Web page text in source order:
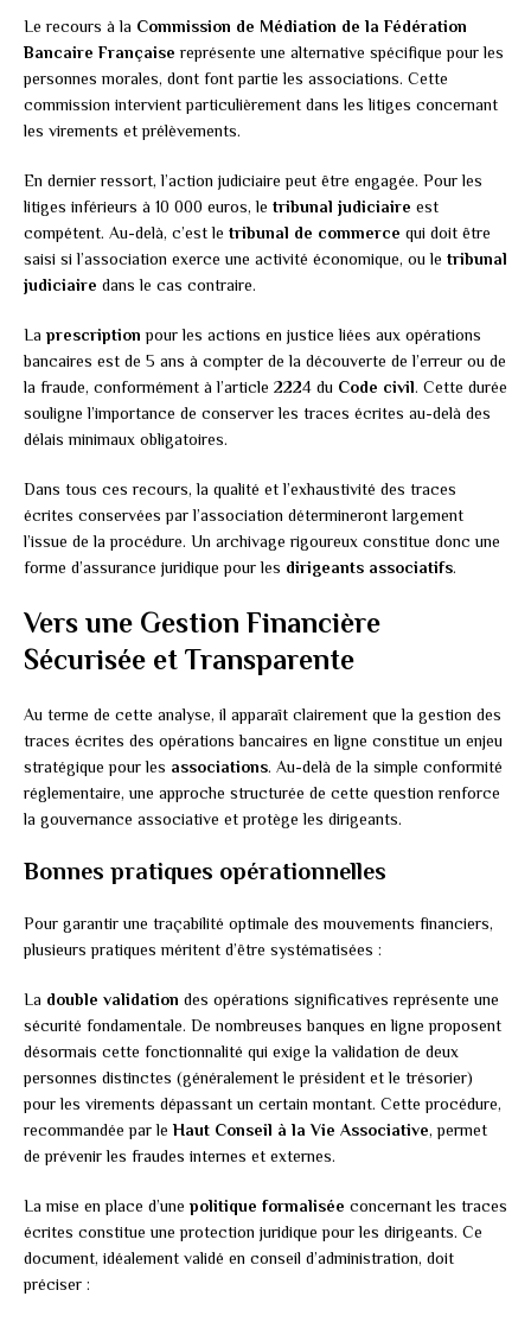
Le recours à la Commission de Médiation de la Fédération
Bancaire Française représente une alternative spécifique pour les
personnes morales, dont font partie les associations. Cette
commission intervient particulièrement dans les litiges concernant
les virements et prélèvements.
En dernier ressort, l’action judiciaire peut être engagée. Pour les
litiges inférieurs à 10 000 euros, le tribunal judiciaire est
compétent. Au-delà, c’est le tribunal de commerce qui doit être
saisi si l’association exerce une activité économique, ou le tribunal
judiciaire dans le cas contraire.
La prescription pour les actions en justice liées aux opérations
bancaires est de 5 ans à compter de la découverte de l’erreur ou de
la fraude, conformément à l’article 2224 du Code civil. Cette durée
souligne l’importance de conserver les traces écrites au-delà des
délais minimaux obligatoires.
Dans tous ces recours, la qualité et l’exhaustivité des traces
écrites conservées par l’association détermineront largement
l’issue de la procédure. Un archivage rigoureux constitue donc une
forme d’assurance juridique pour les dirigeants associatifs.
Vers une Gestion Financière
Sécurisée et Transparente
Au terme de cette analyse, il apparaît clairement que la gestion des
traces écrites des opérations bancaires en ligne constitue un enjeu
stratégique pour les associations. Au-delà de la simple conformité
réglementaire, une approche structurée de cette question renforce
la gouvernance associative et protège les dirigeants.
Bonnes pratiques opérationnelles
Pour garantir une traçabilité optimale des mouvements financiers,
plusieurs pratiques méritent d’être systématisées :
La double validation des opérations significatives représente une
sécurité fondamentale. De nombreuses banques en ligne proposent
désormais cette fonctionnalité qui exige la validation de deux
personnes distinctes (généralement le président et le trésorier)
pour les virements dépassant un certain montant. Cette procédure,
recommandée par leHaut Conseil à la Vie Associative, permet
de prévenir les fraudes internes et externes.
La mise en place d’une politique formalisée concernant les traces
écrites constitue une protection juridique pour les dirigeants. Ce
document, idéalement validé en conseil d’administration, doit
préciser :